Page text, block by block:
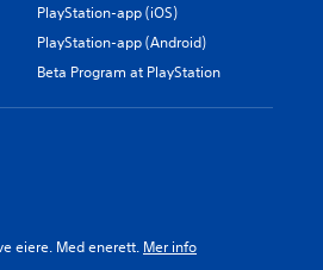
PlayStation-app (iOS)
PlayStation-app (Android)
Beta Program at PlayStation
eiere. Med enerett. Mer info